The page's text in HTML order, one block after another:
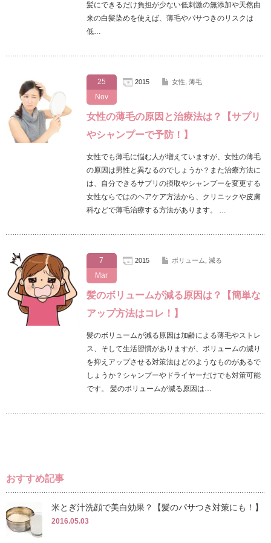
髪にできるだけ負担が少ない低刺激の無添加や天然由
来の白髪染めを使えば、薄毛やパサつきのリスクは
低…
25
Nov
2015 女性 薄毛
女性の薄毛の原因と治療法は？【サプリ
やシャンプーで予防！】
女性でも薄毛に悩む人が増えていますが、女性の薄毛
の原因は男性と異なるのでしょうか？また治療方法に
は、自分できるサプリの摂取やシャンプーを変更する
女性ならではのヘアケア方法から、クリニックや皮膚
科などで薄毛治療する方法があります。 …
7
Mar
2015 ボリューム 減る
髪のボリュームが減る原因は？【簡単な
アップ方法はコレ！】
髪のボリュームが減る原因は加齢による薄毛やストレ
ス、そして生活習慣がありますが、ボリュームの減り
を抑えアップさせる対策法はどのようなものがあるで
しょうか？シャンプーやドライヤーだけでも対策可能
です。 髪のボリュームが減る原因は…
おすすめ記事
米とぎ汁洗顔で美白効果？【髪のパサつき対策にも！】
2016.05.03